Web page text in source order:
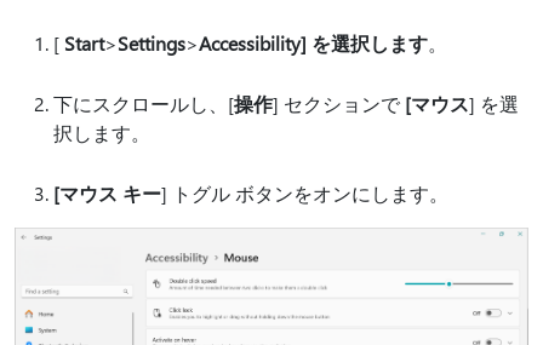
[ Start>Settings>Accessibility] を選択します。
下にスクロールし、[操作] セクションで [マウス] を選
択します。
[マウス キー] トグル ボタンをオンにします。